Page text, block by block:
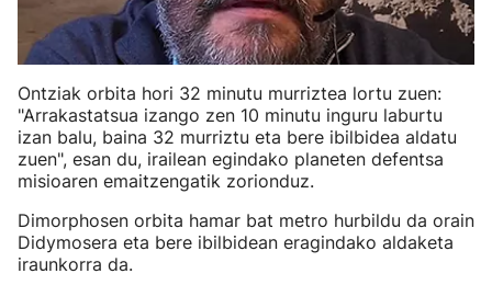
Ontziak orbita hori 32 minutu murriztea lortu zuen:
"Arrakastatsua izango zen 10 minutu inguru laburtu
izan balu, baina 32 murriztu eta bere ibilbidea aldatu
zuen", esan du, irailean egindako planeten defentsa
misioaren emaitzengatik zorionduz.
Dimorphosen orbita hamar bat metro hurbildu da orain
Didymosera eta bere ibilbidean eragindako aldaketa
iraunkorra da.